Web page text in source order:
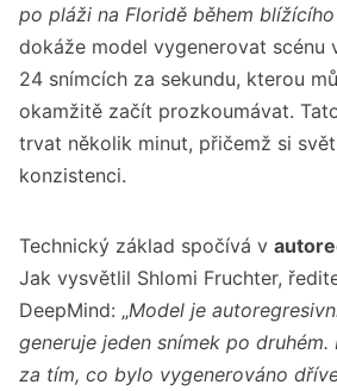
po pláži na Floridě během blížícího
dokáže model vygenerovat scénu
24 snímcích za sekundu, kterou
okamžitě začít prozkoumávat.
trvat několik minut, přičemž si
konzistenci.
Technický základ spočívá v
Jak vysvětlil Shlomi Fruchter,
DeepMind: „Model je
generuje jeden snímek po
za tím, co bylo vygenerováno